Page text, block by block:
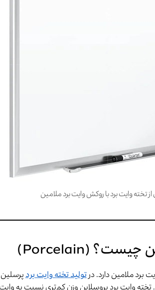
از تخته وایت برد با روکش وایت برد ملامین
چیست؟ (Porcelain)
برد ملامین دارد. درتولید تخته وایت برد